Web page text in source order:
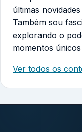
últimas
Também sou
explorando o
momentos
Ver todos os